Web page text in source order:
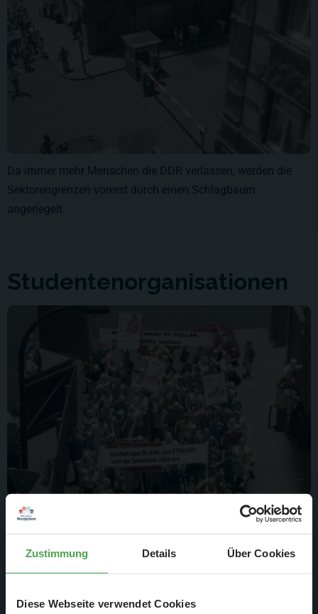
Zustimmung Details Über Cookies
Diese Webseite verwendet Cookies
Da immer mehr Menschen die DDR verlassen, werden die
Sektorengrenzen vorerst durch einen Schlagbaum
angeriegelt.
Studentenorganisationen
Die Diskussion um eine Wiederbewaffnung der
Bundesrepublik und die Gründung der Bundeswehr (Mai
1955) führt in Westdeutschland und in Westberlin zum
Beginn anhaltender Studentendemonstrationen.